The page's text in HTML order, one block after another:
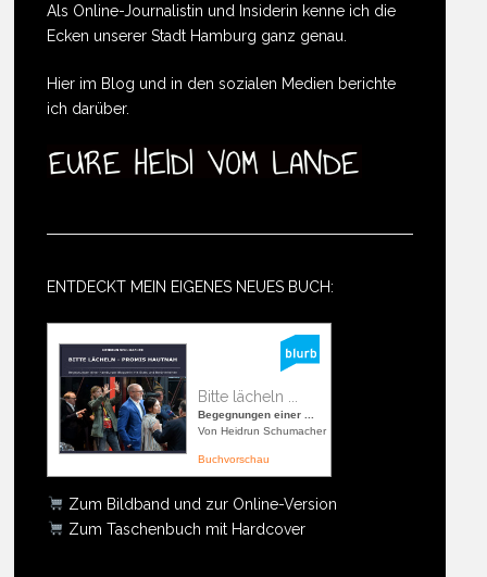
Als Online-Journalistin und Insiderin kenne ich die
Ecken unserer Stadt Hamburg ganz genau.
Hier im Blog und in den sozialen Medien berichte
ich darüber.
ENTDECKT MEIN EIGENES NEUES BUCH:
Bitte lächeln ...
Begegnungen einer ...
Von Heidrun Schumacher
Buchvorschau
Zum Bildband und zur Online-Version
Zum Taschenbuch mit Hardcover